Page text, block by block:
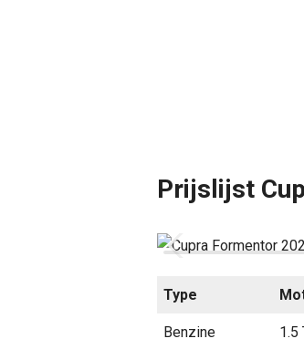
Prijslijst
Type
Benzine 1.5